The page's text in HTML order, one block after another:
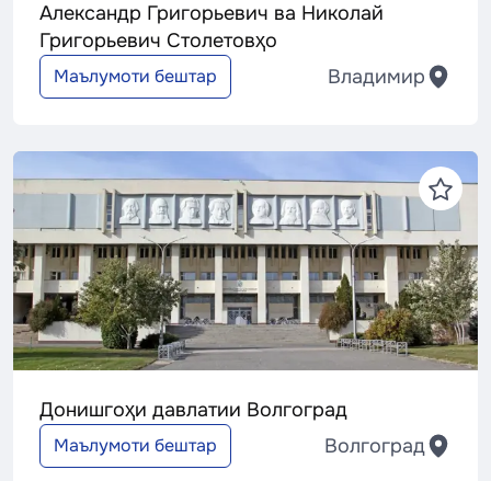
Александр Григорьевич ва Николай
Григорьевич Столетовҳо
Маълумоти бештар Владимир
Донишгоҳи давлатии Волгоград
Маълумоти бештар Волгоград